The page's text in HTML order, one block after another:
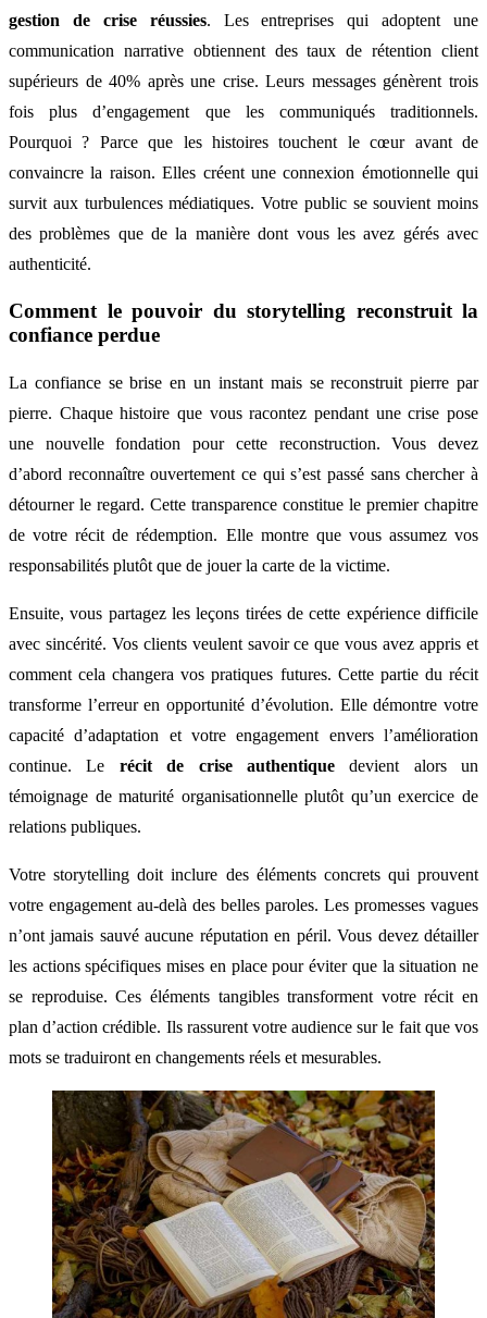
gestion de crise réussies. Les entreprises qui adoptent une
communication narrative obtiennent des taux de rétention client
supérieurs de 40% après une crise. Leurs messages génèrent trois
fois plus d’engagement que les communiqués traditionnels.
Pourquoi ? Parce que les histoires touchent le cœur avant de
convaincre la raison. Elles créent une connexion émotionnelle qui
survit aux turbulences médiatiques. Votre public se souvient moins
des problèmes que de la manière dont vous les avez gérés avec
authenticité.
Comment le pouvoir du storytelling reconstruit la
confiance perdue
La confiance se brise en un instant mais se reconstruit pierre par
pierre. Chaque histoire que vous racontez pendant une crise pose
une nouvelle fondation pour cette reconstruction. Vous devez
d’abord reconnaître ouvertement ce qui s’est passé sans chercher à
détourner le regard. Cette transparence constitue le premier chapitre
de votre récit de rédemption. Elle montre que vous assumez vos
responsabilités plutôt que de jouer la carte de la victime.
Ensuite, vous partagez les leçons tirées de cette expérience difficile
avec sincérité. Vos clients veulent savoir ce que vous avez appris et
comment cela changera vos pratiques futures. Cette partie du récit
transforme l’erreur en opportunité d’évolution. Elle démontre votre
capacité d’adaptation et votre engagement envers l’amélioration
continue. Le récit de crise authentiquedevient alors un
témoignage de maturité organisationnelle plutôt qu’un exercice de
relations publiques.
Votre storytelling doit inclure des éléments concrets qui prouvent
votre engagement au-delà des belles paroles. Les promesses vagues
n’ont jamais sauvé aucune réputation en péril. Vous devez détailler
les actions spécifiques mises en place pour éviter que la situation ne
se reproduise. Ces éléments tangibles transforment votre récit en
plan d’action crédible. Ils rassurent votre audience sur le fait que vos
mots se traduiront en changements réels et mesurables.